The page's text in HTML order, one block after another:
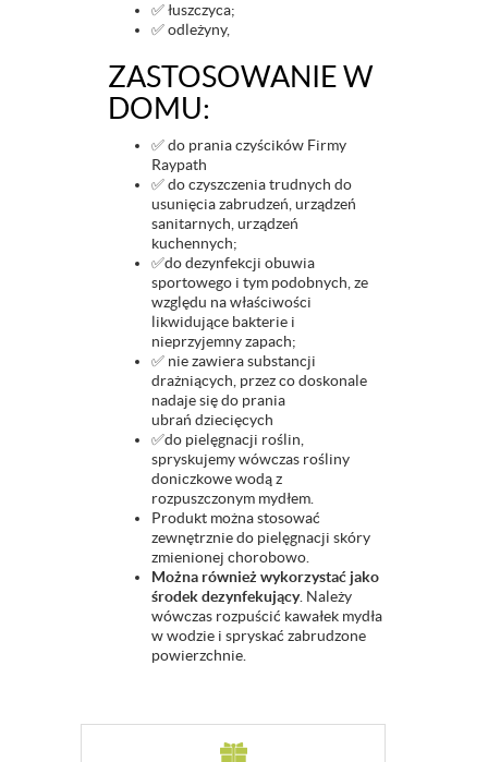
✅ łuszczyca;
✅ odleżyny,
ZASTOSOWANIE W
DOMU:
✅ do prania czyścików Firmy
Raypath
✅ do czyszczenia trudnych do
usunięcia zabrudzeń, urządzeń
sanitarnych, urządzeń
kuchennych;
✅do dezynfekcji obuwia
sportowego i tym podobnych, ze
względu na właściwości
likwidujące bakterie i
nieprzyjemny zapach;
✅ nie zawiera substancji
drażniących, przez co doskonale
nadaje się do prania
ubrań dziecięcych
✅do pielęgnacji roślin,
spryskujemy wówczas rośliny
doniczkowe wodą z
rozpuszczonym mydłem.
Produkt można stosować
zewnętrznie do pielęgnacji skóry
zmienionej chorobowo.
Można również wykorzystać jako
środek dezynfekujący. Należy
wówczas rozpuścić kawałek mydła
w wodzie i spryskać zabrudzone
powierzchnie.